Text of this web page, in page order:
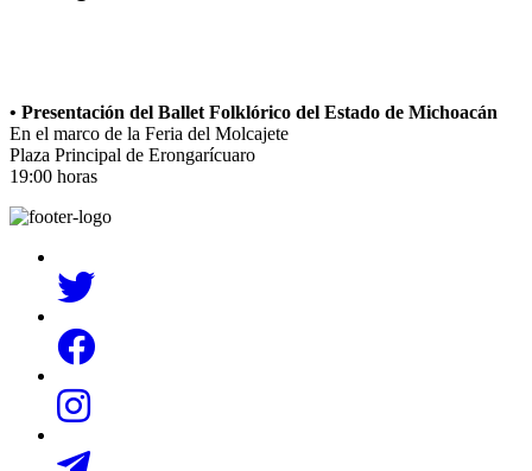
• Presentación del Ballet Folklórico del Estado de Michoacán
En el marco de la Feria del Molcajete
Plaza Principal de Erongarícuaro
19:00 horas